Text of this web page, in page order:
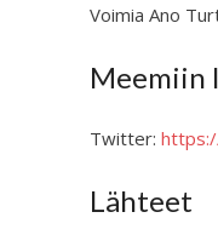
Voimia Ano
Meemiin
Twitter:
Lähteet